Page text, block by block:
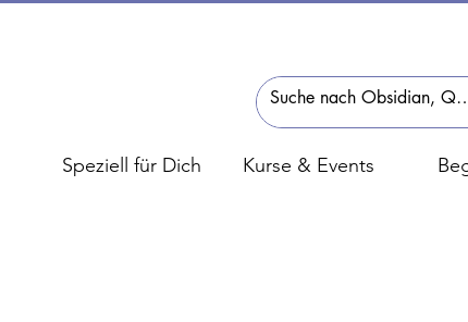
Speziell für Dich Kurse & Events